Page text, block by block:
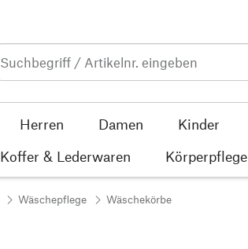
Herren Damen Kinder
Koffer & Lederwaren Körperpflege
Wäschepflege Wäschekörbe